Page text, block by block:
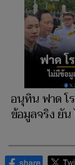
อนุทิน ฟาด
ข้อมูลจริง ยัน